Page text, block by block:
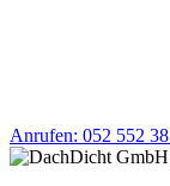
Anrufen: 052 552